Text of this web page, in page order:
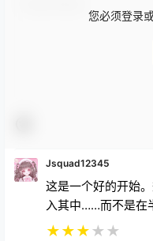
您必须登录
Jsquad12345
这是一个好的开始
入其中……而不是在
★★★★ ★